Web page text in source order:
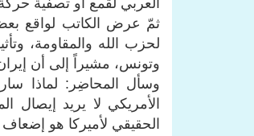
العربي لقمع أو تصفية
ثمّ عرض الكاتب لواقع بعض
لحزب الله والمقاومة،
وتونس، مشيراً إلى أن
وسأل المحاضِر: لماذا
الأمريكي لا يريد
الحقيقي لأميركا هو